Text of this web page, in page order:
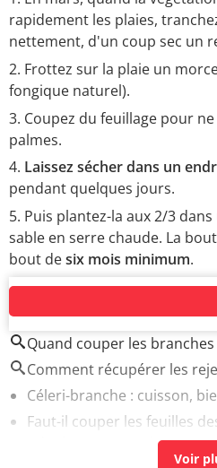
rapidement les plaies,
nettement, d'un coup sec un
Frottez sur la plaie un
fongique naturel).
Coupez du feuillage pour
palmes.
Laissez sécher dans un
pendant quelques jours.
Puis plantez-la aux 2/3
sable en serre chaude. La
bout desix mois minimum.
AUTOUR DU MÊME SUJET
Quand couper les branches
Comment récupérer les
Céleri-branche : cuisson,
Faut-il couper les feuilles
Forum Fleurs